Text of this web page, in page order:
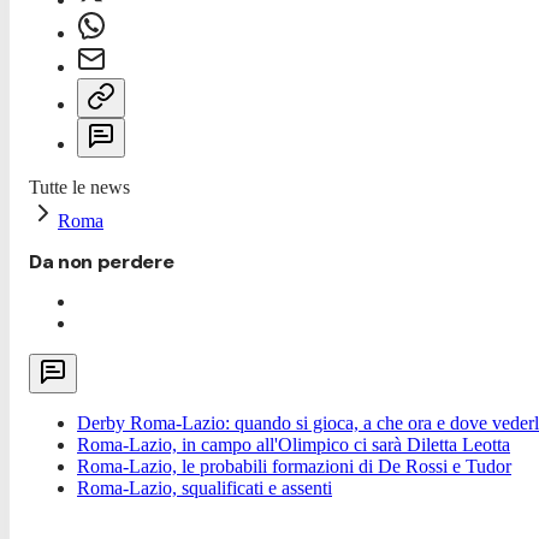
Tutte le news
Roma
Da non perdere
Derby Roma-Lazio: quando si gioca, a che ora e dove
Roma-Lazio, in campo all'Olimpico ci sarà Diletta Leotta
Roma-Lazio, le probabili formazioni di De Rossi e Tudor
Roma-Lazio, squalificati e assenti